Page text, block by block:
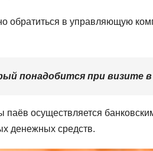
обратиться в управляющую
понадобится при визите
паёв осуществляется
денежных средств.